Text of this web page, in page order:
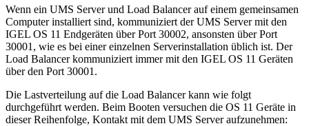
Wenn ein UMS Server und Load Balancer auf einem gemeinsamen
Computer installiert sind, kommuniziert der UMS Server mit den
IGEL OS 11 Endgeräten über Port 30002, ansonsten über Port
30001, wie es bei einer einzelnen Serverinstallation üblich ist. Der
Load Balancer kommuniziert immer mit den IGEL OS 11 Geräten
über den Port 30001.
Die Lastverteilung auf die Load Balancer kann wie folgt
durchgeführt werden. Beim Booten versuchen die OS 11 Geräte in
dieser Reihenfolge, Kontakt mit dem UMS Server aufzunehmen: